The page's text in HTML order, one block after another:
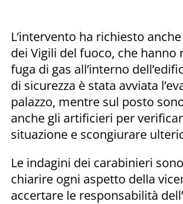
L’intervento ha richiesto
dei Vigili del fuoco, che hanno
fuga di gas all’interno
di sicurezza è stata avviata
palazzo, mentre sul posto
anche gli artificieri per
situazione e scongiurare
Le indagini dei carabinieri
chiarire ogni aspetto della
accertare le responsabilità